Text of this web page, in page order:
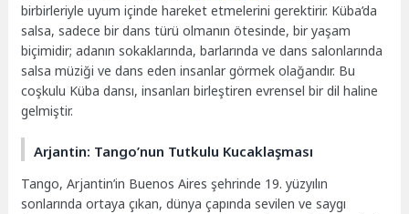
birbirleriyle uyum içinde hareket etmelerini gerektirir. Küba’da
salsa, sadece bir dans türü olmanın ötesinde, bir yaşam
biçimidir; adanın sokaklarında, barlarında ve dans salonlarında
salsa müziği ve dans eden insanlar görmek olağandır. Bu
coşkulu Küba dansı, insanları birleştiren evrensel bir dil haline
gelmiştir.
Arjantin: Tango’nun Tutkulu Kucaklaşması
Tango, Arjantin’in Buenos Aires şehrinde 19. yüzyılın
sonlarında ortaya çıkan, dünya çapında sevilen ve saygı